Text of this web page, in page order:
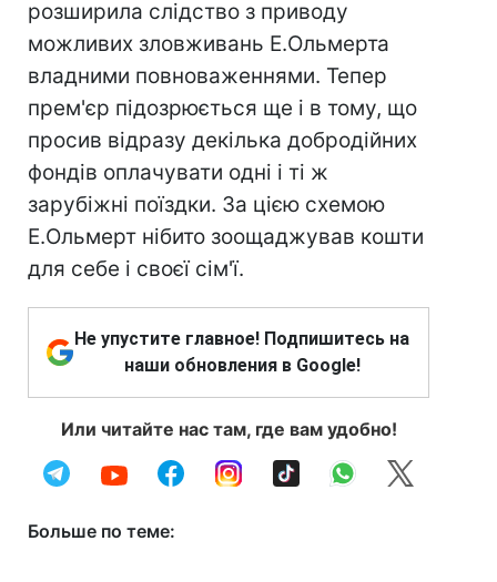
розширила слідство з приводу
можливих зловживань Е.Ольмерта
владними повноваженнями. Тепер
прем'єр підозрюється ще і в тому, що
просив відразу декілька добродійних
фондів оплачувати одні і ті ж
зарубіжні поїздки. За цією схемою
Е.Ольмерт нібито зоощаджував кошти
для себе і своєї сім'ї.
Не упустите главное! Подпишитесь на
наши обновления в Google!
Или читайте нас там, где вам удобно!
Больше по теме: